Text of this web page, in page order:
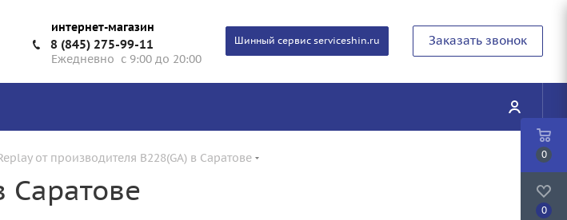
интернет-магазин
8 (845) 275-99-11
Ежедневно с 9:00 до 20:00
Шинный сервис serviceshin.ru Заказать звонок
от производителя B228(GA) в Саратове
Саратове
0
0